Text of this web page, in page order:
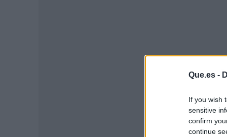
Que.es -
If you wish
sensitive
confirm
continue